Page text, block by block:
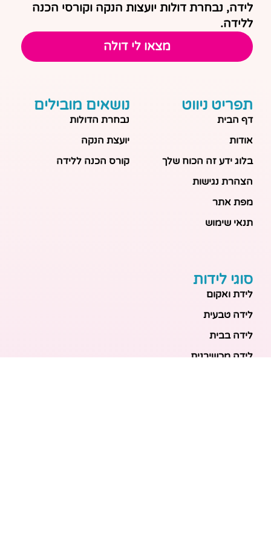
לידה, נבחרת דולות יועצות הנקה וקורסי הכנה
ללידה.
מצאו לי דולה
תפריט ניווט
דף הבית
אודות
בלוג ידע זה הכוח שלך
הצהרת נגישות
מפת אתר
תנאי שימוש
נושאים מובילים
נבחרת הדולות
יועצת הנקה
קורס הכנה ללידה
סוגי לידות
לידת ואקום
לידה טבעית
לידה בבית
לידה מכשירנית